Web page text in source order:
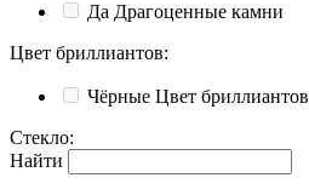
Да Драгоценные камни
Цвет бриллиантов:
Чёрные Цвет бриллиантов
Стекло:
Найти